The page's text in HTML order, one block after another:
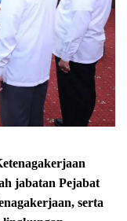
jabatan Pejabat
serta